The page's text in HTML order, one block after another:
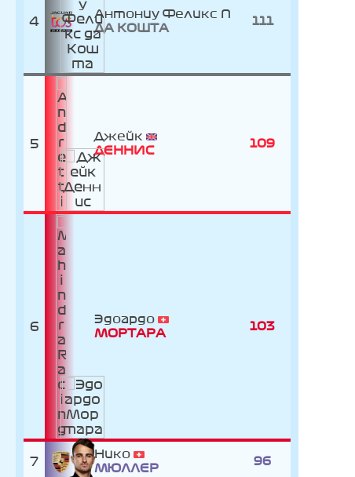
4
Антониу Феликс
ДА КОШТА
111
5
Джейк
ДЕННИС
109
6
Эдоардо
МОРТАРА
103
7
Нико
МЮЛЛЕР
96